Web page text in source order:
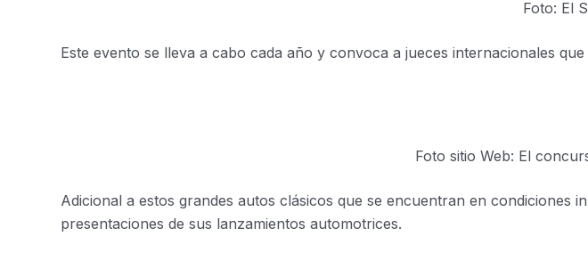
Foto: El
Este evento se lleva a cabo cada año y convoca a jueces internacionales
Foto sitio Web: El
Adicional a estos grandes autos clásicos que se encuentran en condiciones
presentaciones de sus lanzamientos automotrices.